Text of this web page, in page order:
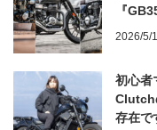
『
2026/5/
初心者
Clutch
存在で